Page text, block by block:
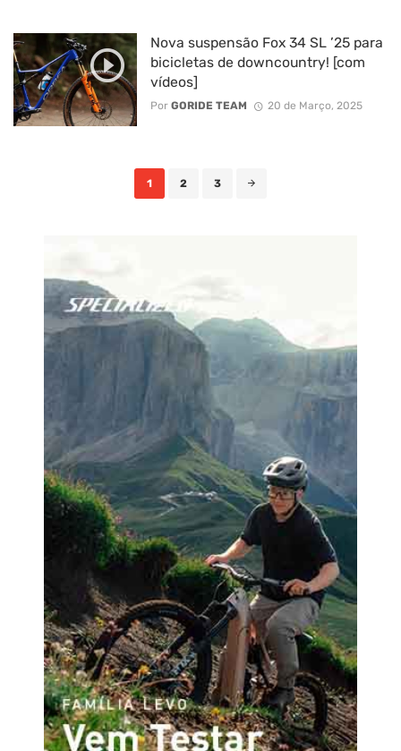
Nova suspensão Fox 34 SL ’25 para
bicicletas de downcountry! [com
vídeos]
Por GORIDE TEAM 20 de Março, 2025
1 2 3